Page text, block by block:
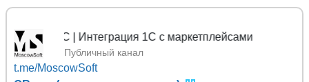
| Интеграция 1С с маркетплейсами
Публичный канал
t.me/MoscowSoft